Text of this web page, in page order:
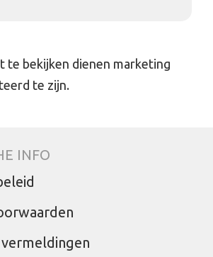
te bekijken dienen marketing
te zijn.
INFO